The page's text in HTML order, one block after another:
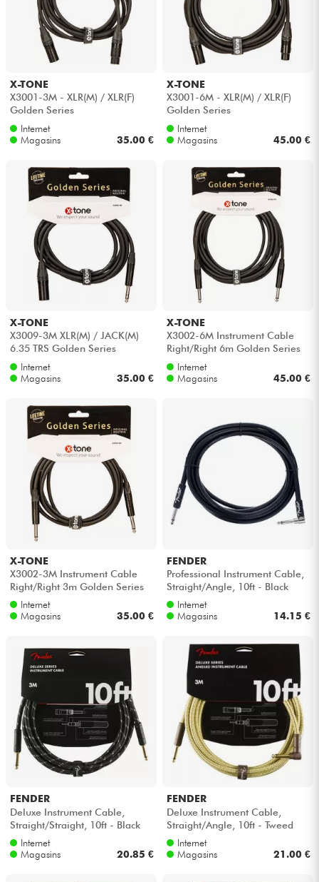
Vents
Violons & Quatuor
Eveil Musical
Câbles & Access.
HiFi
Packs
Voir nos marques
X-TONE
X3001-3M - XLR(M) / XLR(F)
Golden Series
Internet
Magasins
35.00 €
X-TONE
X3001-6M - XLR(M) / XLR(F)
Golden Series
Internet
Magasins
45.00 €
X-TONE
X3009-3M XLR(M) / JACK(M)
6.35 TRS Golden Series
Internet
Magasins
35.00 €
X-TONE
X3002-6M Instrument Cable
Right/Right 6m Golden Series
Internet
Magasins
45.00 €
X-TONE
X3002-3M Instrument Cable
Right/Right 3m Golden Series
Internet
Magasins
35.00 €
FENDER
Professional Instrument Cable,
Straight/Angle, 10ft - Black
Internet
Magasins
14.15 €
FENDER
Deluxe Instrument Cable,
Straight/Straight, 10ft - Black
TweedInternet
Magasins
20.85 €
FENDER
Deluxe Instrument Cable,
Straight/Angle, 10ft - Tweed
Internet
Magasins
21.00 €